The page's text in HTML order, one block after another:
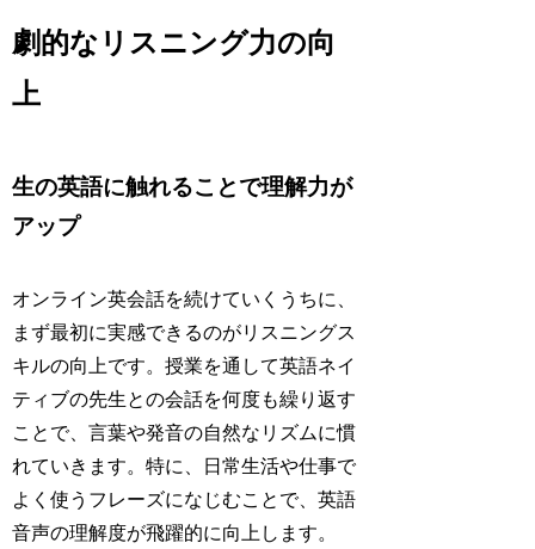
劇的なリスニング力の向
上
生の英語に触れることで理解力が
アップ
オンライン英会話を続けていくうちに、
まず最初に実感できるのがリスニングス
キルの向上です。授業を通して英語ネイ
ティブの先生との会話を何度も繰り返す
ことで、言葉や発音の自然なリズムに慣
れていきます。特に、日常生活や仕事で
よく使うフレーズになじむことで、英語
音声の理解度が飛躍的に向上します。